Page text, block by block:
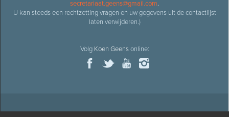
secretariaat.geens@gmail.com.
U kan steeds een rechtzetting vragen en uw gegevens uit de contactlijst
laten verwijderen.)
Volg Koen Geensonline: